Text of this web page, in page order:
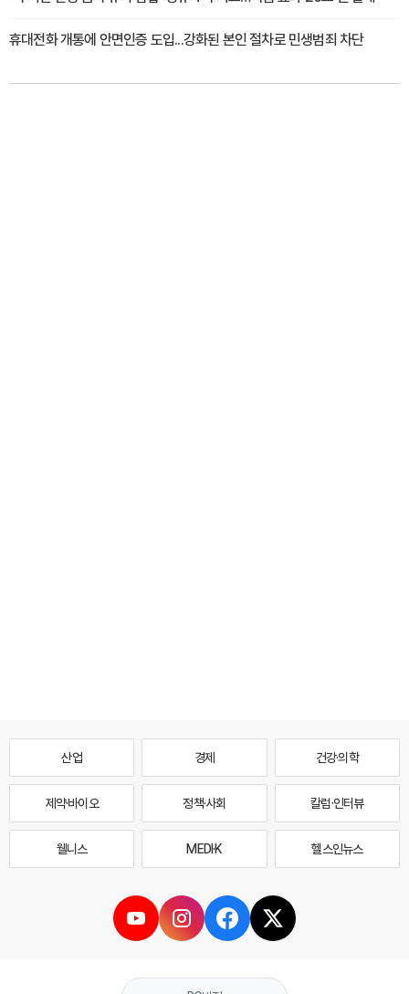
휴대전화 개통에 안면인증 도입...강화된 본인 절차로 민생범죄 차단
산업 경제 건강·의학
제약·바이오 정책·사회 칼럼·인터뷰
웰니스 MEDI·K 헬스인뉴스